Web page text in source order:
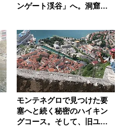
ンゲート渓谷」へ。洞窟と
モンテネグロで見つけた要
塞へと続く秘密のハイキン
グコース。そして、旧ユー